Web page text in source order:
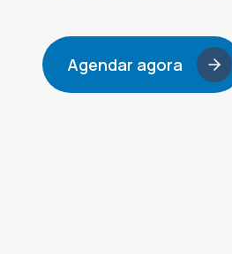
Agendar agora